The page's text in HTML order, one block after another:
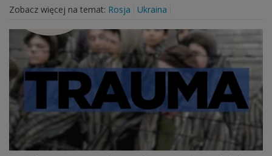
Zobacz więcej na temat: Rosja Ukraina